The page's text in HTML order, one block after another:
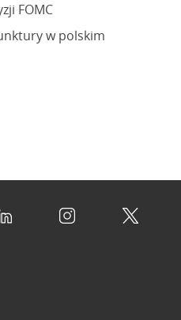
FOMC
w polskim